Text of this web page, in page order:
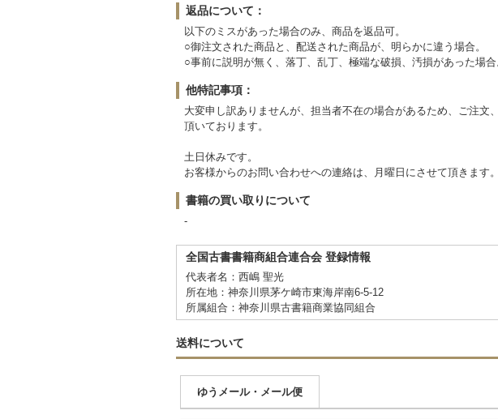
返品について：
以下のミスがあった場合のみ、商品を返品可。
○御注文された商品と、配送された商品が、明らかに違う場合。
○事前に説明が無く、落丁、乱丁、極端な破損、汚損があった場合
他特記事項：
大変申し訳ありませんが、担当者不在の場合があるため、ご注
頂いております。
土日休みです。
お客様からのお問い合わせへの連絡は、月曜日にさせて頂きます。
書籍の買い取りについて
-
全国古書書籍商組合連合会 登録情報
代表者名：西嶋 聖光
所在地：神奈川県茅ケ崎市東海岸南6-5-12
所属組合：神奈川県古書籍商業協同組合
送料について
ゆうメール・メール便